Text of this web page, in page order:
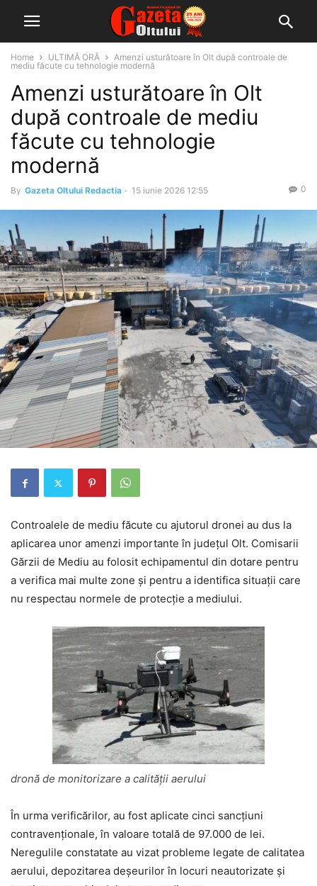
Home ULTIMĂ ORĂ
Amenzi usturătoare în Olt după controale de
mediu făcute cu tehnologie modernă
Amenzi usturătoare în Olt
după controale de mediu
făcute cu tehnologie
modernă
By Gazeta Oltului Redactia - 15 iunie 2026 12:55 0
Controalele de mediu făcute cu ajutorul dronei au dus la
aplicarea unor amenzi importante în județul Olt. Comisarii
Gărzii de Mediu au folosit echipamentul din dotare pentru
a verifica mai multe zone și pentru a identifica situații care
nu respectau normele de protecție a mediului.
dronă de monitorizare a calității aerului
În urma verificărilor, au fost aplicate cinci sancțiuni
contravenționale, în valoare totală de 97.000 de lei.
Neregulile constatate au vizat probleme legate de calitatea
aerului, depozitarea deșeurilor în locuri neautorizate și